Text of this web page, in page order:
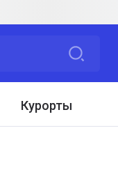
Курорты